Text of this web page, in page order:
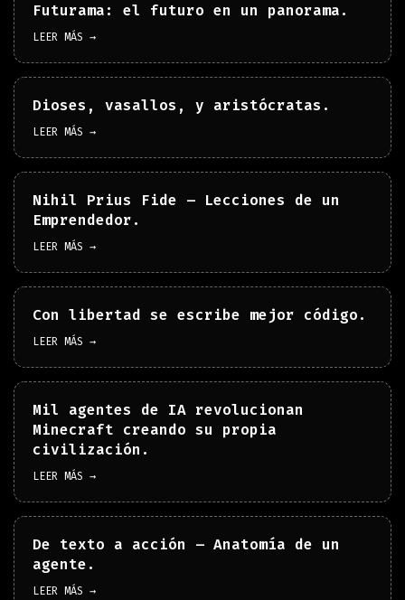
Futurama: el futuro en un panorama.
LEER MÁS →
Dioses, vasallos, y aristócratas.
LEER MÁS →
Nihil Prius Fide – Lecciones de un
Emprendedor.
LEER MÁS →
Con libertad se escribe mejor código.
LEER MÁS →
Mil agentes de IA revolucionan
Minecraft creando su propia
civilización.
LEER MÁS →
De texto a acción – Anatomía de un
agente.
LEER MÁS →